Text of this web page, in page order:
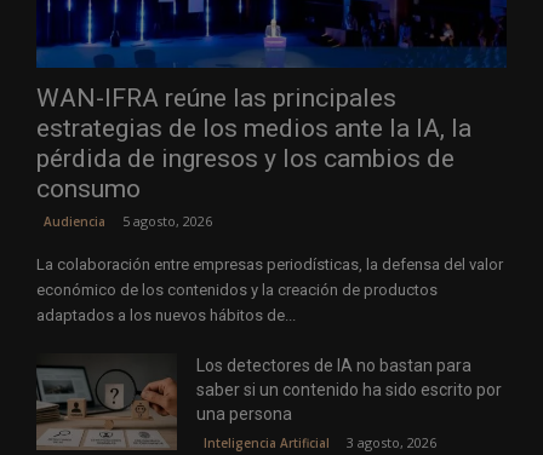
WAN-IFRA reúne las principales
estrategias de los medios ante la IA, la
pérdida de ingresos y los cambios de
consumo
Audiencia 5 agosto, 2026
La colaboración entre empresas periodísticas, la defensa del valor
económico de los contenidos y la creación de productos
adaptados a los nuevos hábitos de...
Los detectores de IA no bastan para
saber si un contenido ha sido escrito por
una persona
Inteligencia Artificial 3 agosto, 2026